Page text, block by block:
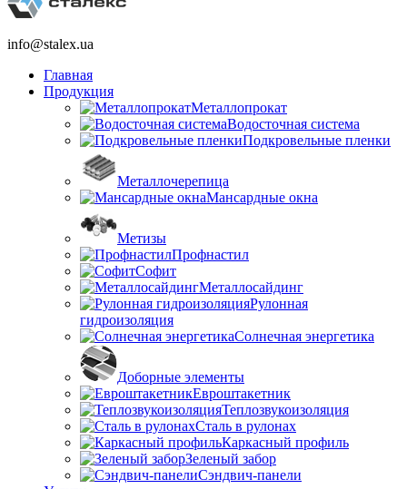
info@stalex.ua
Главная
Продукция
Металлопрокат
Водосточная система
Подкровельные пленки
Металлочерепица
Мансардные окна
Метизы
Профнастил
Софит
Металлосайдинг
Рулонная
гидроизоляция
Солнечная энергетика
Доборные элементы
Евроштакетник
Теплозвукоизоляция
Сталь в рулонах
Каркасный профиль
Зеленый забор
Сэндвич-панели